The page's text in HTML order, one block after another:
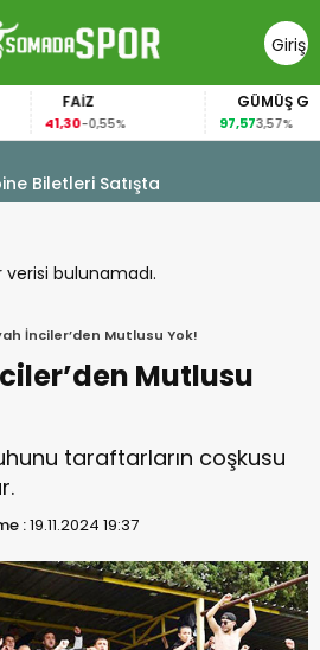
Giriş
Yap
FAİZ
41,30-0,55%
GÜMÜŞ GRAM
97,573,57%
Biletleri Satışta
bulunamadı.
İnciler’den Mutlusu Yok!
Mutlusu
taraftarların coşkusu
:19.11.2024 19:37